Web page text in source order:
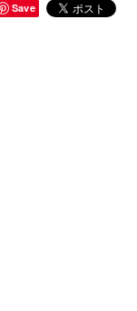
Save